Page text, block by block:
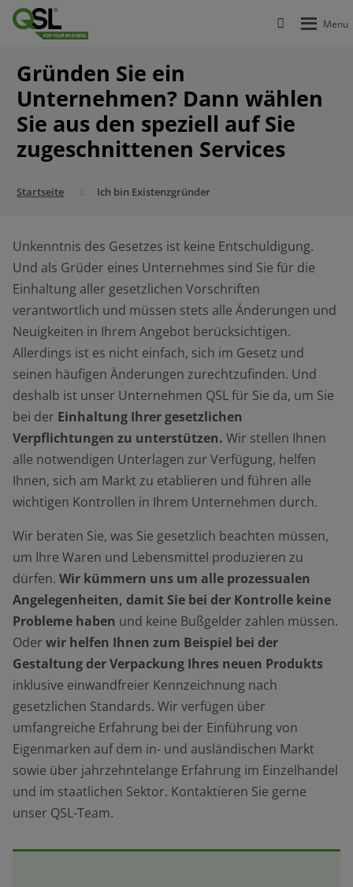
Gründen Sie ein
Unternehmen? Dann wählen
Sie aus den speziell auf Sie
zugeschnittenen Services
Startseite Ich bin Existenzgründer
Unkenntnis des Gesetzes ist keine Entschuldigung.
Und als Grüder eines Unternehmes sind Sie für die
Einhaltung aller gesetzlichen Vorschriften
verantwortlich und müssen stets alle Änderungen und
Neuigkeiten in Ihrem Angebot berücksichtigen.
Allerdings ist es nicht einfach, sich im Gesetz und
seinen häufigen Änderungen zurechtzufinden. Und
deshalb ist unser Unternehmen QSL für Sie da, um Sie
bei der Einhaltung Ihrer gesetzlichen
Verpflichtungen zu unterstützen. Wir stellen Ihnen
alle notwendigen Unterlagen zur Verfügung, helfen
Ihnen, sich am Markt zu etablieren und führen alle
wichtigen Kontrollen in Ihrem Unternehmen durch.
Wir beraten Sie, was Sie gesetzlich beachten müssen,
um Ihre Waren und Lebensmittel produzieren zu
dürfen. Wir kümmern uns um alle prozessualen
Angelegenheiten, damit Sie bei der Kontrolle keine
Probleme haben und keine Bußgelder zahlen müssen.
Oder wir helfen Ihnen zum Beispiel bei der
Gestaltung der Verpackung Ihres neuen Produkts
inklusive einwandfreier Kennzeichnung nach
gesetzlichen Standards. Wir verfügen über
umfangreiche Erfahrung bei der Einführung von
Eigenmarken auf dem in- und ausländischen Markt
sowie über jahrzehntelange Erfahrung im Einzelhandel
und im staatlichen Sektor. Kontaktieren Sie gerne
unser QSL-Team.